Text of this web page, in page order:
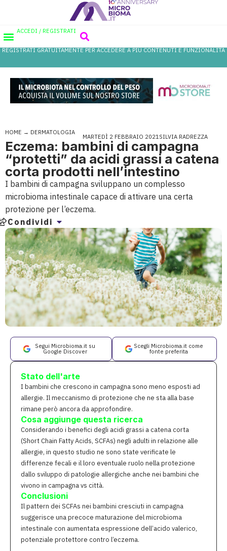
ACCEDI / REGISTRATI
REGISTRATI GRATUITAMENTE PER ACCEDERE A PIÙ CONTENUTI E FUNZIONALITÀ
HOME → DERMATOLOGIA
MARTEDÌ 2 FEBBRAIO 2021SILVIA RADREZZA
Eczema: bambini di campagna
“protetti” da acidi grassi a catena
corta prodotti nell’intestino
I bambini di campagna sviluppano un complesso
microbioma intestinale capace di attivare una certa
protezione per l’eczema.
Condividi
Segui Microbioma.it su
Google Discover
Scegli Microbioma.it come
fonte preferita
Stato dell'arte
I bambini che crescono in campagna sono meno esposti ad
allergie. Il meccanismo di protezione che ne sta alla base
rimane però ancora da approfondire.
Cosa aggiunge questa ricerca
Considerando i benefici degli acidi grassi a catena corta
(Short Chain Fatty Acids, SCFAs) negli adulti in relazione alle
allergie, in questo studio ne sono state verificate le
differenze fecali e il loro eventuale ruolo nella protezione
dallo sviluppo di patologie allergiche anche nei bambini che
vivono in campagna vs città.
Conclusioni
Il pattern dei SCFAs nei bambini cresciuti in campagna
suggerisce una precoce maturazione del microbioma
intestinale con aumentata espressione dell’acido valerico,
potenziale protettore contro l’eczema.